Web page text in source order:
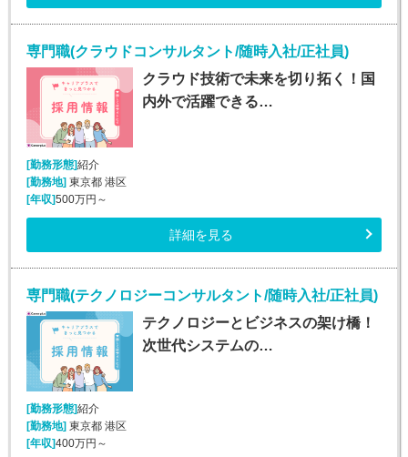
専門職(クラウドコンサルタント/随時入社/正社員)
クラウド技術で未来を切り拓く！国
内外で活躍できる…
[勤務形態]紹介
[勤務地] 東京都 港区
[年収]500万円～
詳細を見る
専門職(テクノロジーコンサルタント/随時入社/正社員)
テクノロジーとビジネスの架け橋！
次世代システムの…
[勤務形態]紹介
[勤務地]東京都 港区
[年収]400万円～